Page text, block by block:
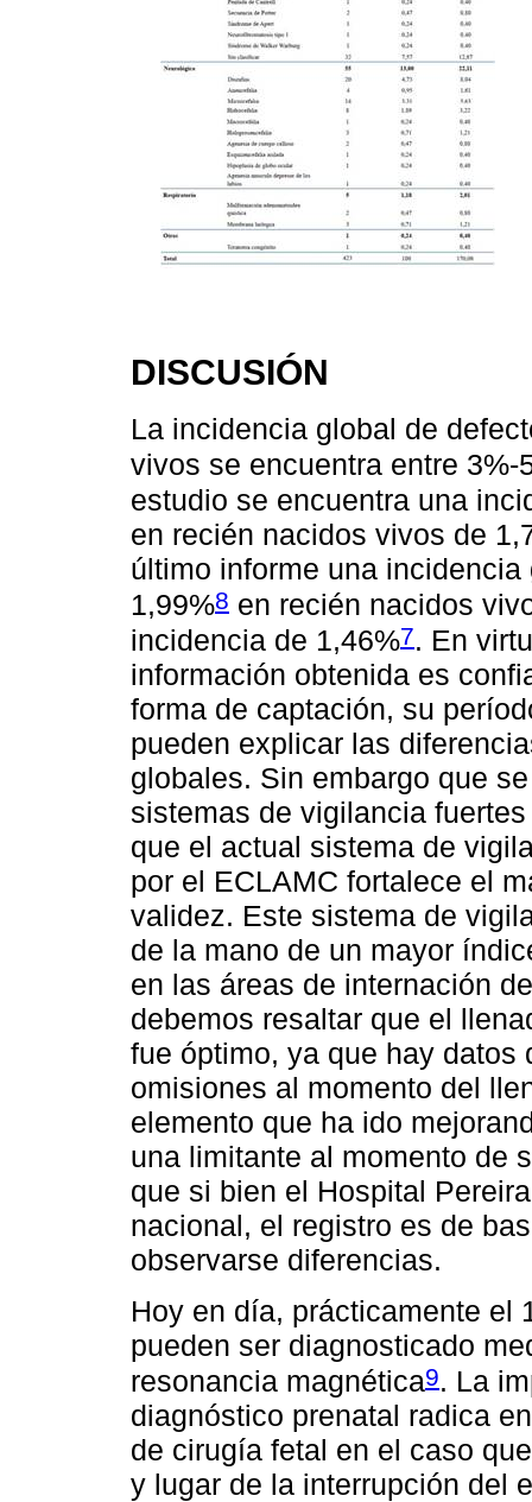
DISCUSIÓN
La incidencia global de
vivos se encuentra entre 3%-
estudio se encuentra una
en recién nacidos vivos de
último informe una
1,99%8 en recién nacidos
incidencia de 1,46%7. En
información obtenida es
forma de captación, su
pueden explicar las
globales. Sin embargo que
sistemas de vigilancia
que el actual sistema de
por el ECLAMC fortalece el
validez. Este sistema de
de la mano de un mayor
en las áreas de internación
debemos resaltar que el
fue óptimo, ya que hay datos
omisiones al momento del
elemento que ha ido
una limitante al momento de
que si bien el Hospital
nacional, el registro es de
observarse diferencias.
Hoy en día, prácticamente el
pueden ser diagnosticado
resonancia magnética9. La
diagnóstico prenatal radica
de cirugía fetal en el caso
y lugar de la interrupción del